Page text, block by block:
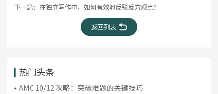
下一篇： 在独立写作中，如何有效地反驳反方观点？
返回列表
热门头条
AMC 10/12 攻略：突破难题的关键技巧